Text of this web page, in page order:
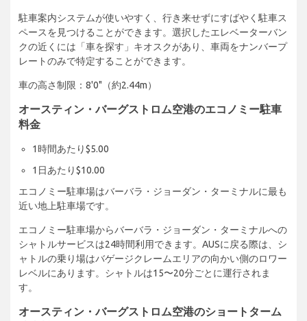
駐車案内システムが使いやすく、行き来せずにすばやく駐車ス
ペースを見つけることができます。選択したエレベーターバン
クの近くには「車を探す」キオスクがあり、車両をナンバープ
レートのみで特定することができます。
車の高さ制限：8'0"（約2.44m）
オースティン・バーグストロム空港のエコノミー駐車
料金
1時間あたり$5.00
1日あたり$10.00
エコノミー駐車場はバーバラ・ジョーダン・ターミナルに最も
近い地上駐車場です。
エコノミー駐車場からバーバラ・ジョーダン・ターミナルへの
シャトルサービスは24時間利用できます。AUSに戻る際は、シ
ャトルの乗り場はバゲージクレームエリアの向かい側のロワー
レベルにあります。シャトルは15〜20分ごとに運行されま
す。
オースティン・バーグストロム空港のショートターム